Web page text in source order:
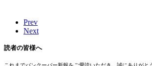
Prev
Next
読者の皆様へ